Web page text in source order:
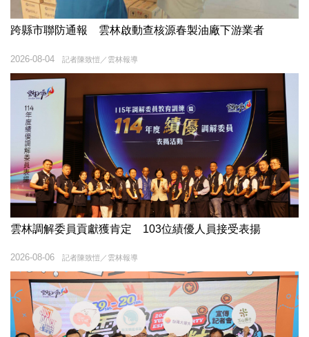
跨縣市聯防通報 雲林啟動查核源春製油廠下游業者
記者陳致愷／雲林報導
2026-08-04
雲林調解委員貢獻獲肯定 103位績優人員接受表揚
記者陳致愷／雲林報導
2026-08-06